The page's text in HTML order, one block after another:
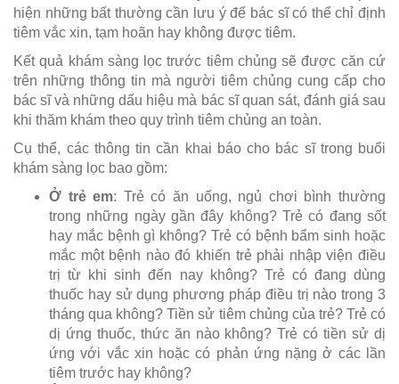
hiện những bất thường cần lưu ý để bác sĩ có thể chỉ định
tiêm vắc xin, tạm hoãn hay không được tiêm.
Kết quả khám sàng lọc trước tiêm chủng sẽ được căn cứ
trên những thông tin mà người tiêm chủng cung cấp cho
bác sĩ và những dấu hiệu mà bác sĩ quan sát, đánh giá sau
khi thăm khám theo quy trình tiêm chủng an toàn.
Cụ thể, các thông tin cần khai báo cho bác sĩ trong buổi
khám sàng lọc bao gồm:
Ở trẻ em: Trẻ có ăn uống, ngủ chơi bình thường
trong những ngày gần đây không? Trẻ có đang sốt
hay mắc bệnh gì không? Trẻ có bệnh bẩm sinh hoặc
mắc một bệnh nào đó khiến trẻ phải nhập viện điều
trị từ khi sinh đến nay không? Trẻ có đang dùng
thuốc hay sử dụng phương pháp điều trị nào trong 3
tháng qua không? Tiền sử tiêm chủng của trẻ? Trẻ có
dị ứng thuốc, thức ăn nào không? Trẻ có tiền sử dị
ứng với vắc xin hoặc có phản ứng nặng ở các lần
tiêm trước hay không?